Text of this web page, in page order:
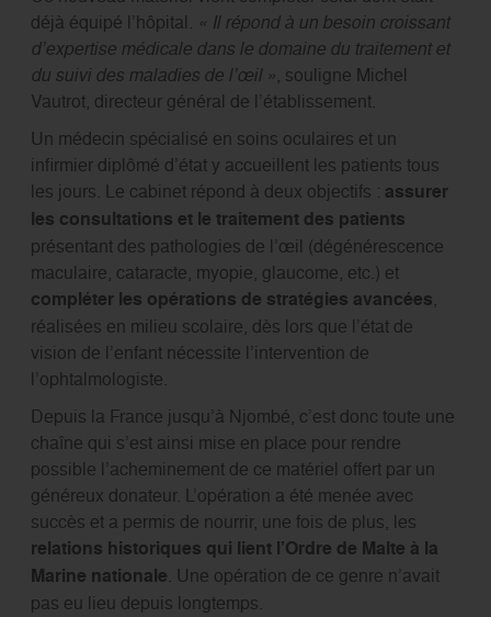
déjà équipé l’hôpital. « Il répond à un besoin croissant
d’expertise médicale dans le domaine du traitement et
du suivi des maladies de l’œil », souligne Michel
Vautrot, directeur général de l’établissement.
Un médecin spécialisé en soins oculaires et un
infirmier diplômé d’état y accueillent les patients tous
les jours. Le cabinet répond à deux objectifs : assurer
les consultations et le traitement des patients
présentant des pathologies de l’œil (dégénérescence
maculaire, cataracte, myopie, glaucome, etc.) et
compléter les opérations de stratégies avancées,
réalisées en milieu scolaire, dès lors que l’état de
vision de l’enfant nécessite l’intervention de
l’ophtalmologiste.
Depuis la France jusqu’à Njombé, c’est donc toute une
chaîne qui s’est ainsi mise en place pour rendre
possible l’acheminement de ce matériel offert par un
généreux donateur. L’opération a été menée avec
succès et a permis de nourrir, une fois de plus, les
relations historiques qui lient l’Ordre de Malte à la
Marine nationale. Une opération de ce genre n’avait
pas eu lieu depuis longtemps.